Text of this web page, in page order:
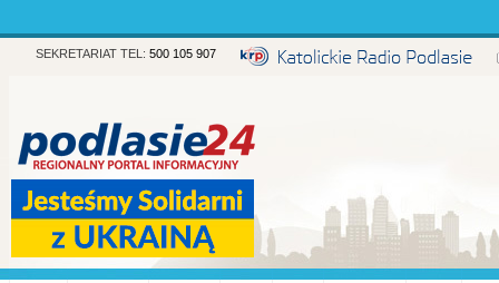
SEKRETARIAT TEL: 500 105 907